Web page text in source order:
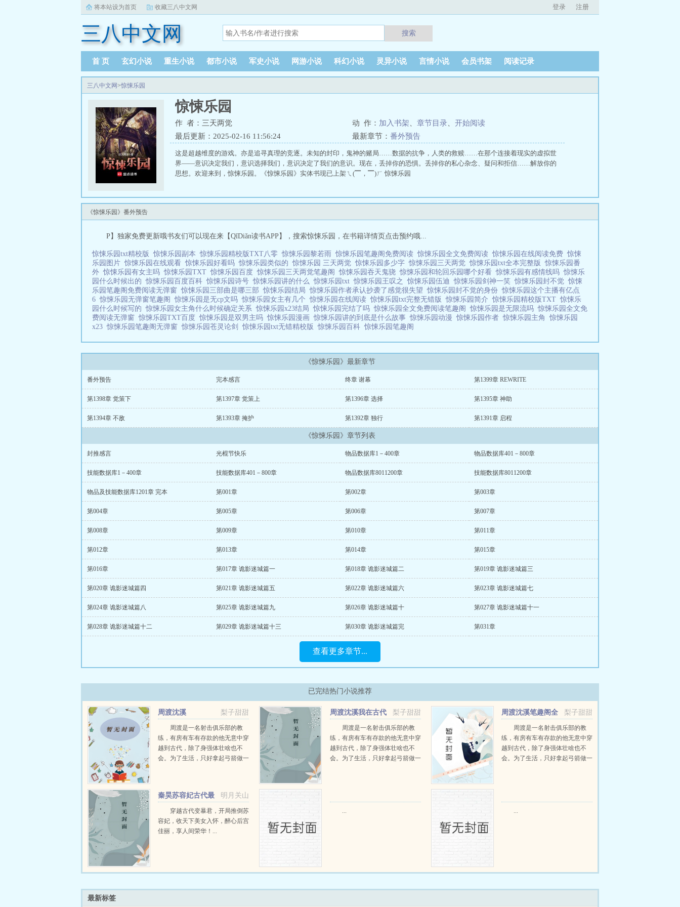
将本站设为首页 收藏三八中文网 登录 注册
三八中文网 搜索
首 页 玄幻小说 重生小说 都市小说 军史小说 网游小说 科幻小说 灵异小说 言情小说 会员书架 阅读记录
三八中文网>惊悚乐园
惊悚乐园
作 者：三天两觉 动 作： 加入书架 章节目录
开始阅读
最后更新：2025-02-16 11:56:24
最新章节： 番外预告
这是超越维度的游戏。亦是追寻真理的竞逐。未知的封印，鬼神的赌局……数据的抗争，人类的救赎……在那个连接着现实的虚拟世
界——意识决定我们，意识选择我们，意识决定了我们的意识。现在，丢掉你的恐惧。丢掉你的私心杂念、疑问和拒信……解放你的
思想。欢迎来到，惊悚乐园。《惊悚乐园》实体书现已上架ㄟ(▔，▔)ㄏ 惊悚乐园
《惊悚乐园》番外预告
P】独家免费更新哦书友们可以现在来【QǐDiǎn读书APP】，搜索惊悚乐园，在书籍详情页点击预约哦...
惊悚乐园txt精校版惊悚乐园副本惊悚乐园精校版TXT八零惊悚乐园黎若雨惊悚乐园笔趣阁免费阅读惊悚乐园全文免费阅读惊悚乐园在线阅读免费惊悚
乐园图片惊悚乐园在线观看惊悚乐园好看吗惊悚乐园类似的惊悚乐园 三天两觉惊悚乐园多少字惊悚乐园三天两觉惊悚乐园txt全本完整版惊悚乐园番
外惊悚乐园有女主吗惊悚乐园TXT惊悚乐园百度惊悚乐园三天两觉笔趣阁惊悚乐园吞天鬼骁惊悚乐园和轮回乐园哪个好看惊悚乐园有感情线吗惊悚乐
园什么时候出的惊悚乐园百度百科惊悚乐园诗号惊悚乐园讲的什么惊悚乐园txt惊悚乐园王叹之惊悚乐园伍迪惊悚乐园剑神一笑惊悚乐园封不觉惊悚
乐园笔趣阁免费阅读无弹窗惊悚乐园三部曲是哪三部惊悚乐园结局惊悚乐园作者承认抄袭了感觉很失望惊悚乐园封不觉的身份惊悚乐园这个主播有亿点
6惊悚乐园无弹窗笔趣阁惊悚乐园是无cp文吗惊悚乐园女主有几个惊悚乐园在线阅读惊悚乐园txt完整无错版惊悚乐园简介惊悚乐园精校版TXT惊悚乐
园什么时候写的惊悚乐园女主角什么时候确定关系惊悚乐园x23结局惊悚乐园完结了吗惊悚乐园全文免费阅读笔趣阁惊悚乐园是无限流吗惊悚乐园全文免
费阅读无弹窗惊悚乐园TXT百度惊悚乐园是双男主吗惊悚乐园漫画惊悚乐园讲的到底是什么故事惊悚乐园动漫惊悚乐园作者惊悚乐园主角惊悚乐园
x23惊悚乐园笔趣阁无弹窗惊悚乐园苍灵论剑惊悚乐园txt无错精校版惊悚乐园百科惊悚乐园笔趣阁
《惊悚乐园》最新章节
番外预告 完本感言 终章 谢幕 第1399章 REWRITE
第1398章 觉策下 第1397章 觉策上 第1396章 选择 第1395章 神助
第1394章 不敌 第1393章 掩护 第1392章 独行 第1391章 启程
《惊悚乐园》章节列表
封推感言 光棍节快乐 物品数据库1－400章 物品数据库401－800章
技能数据库1－400章 技能数据库401－800章 物品数据库8011200章 技能数据库8011200章
物品及技能数据库1201章 完本 第001章 第002章 第003章
第004章 第005章 第006章 第007章
第008章 第009章 第010章 第011章
第012章 第013章 第014章 第015章
第016章 第017章 诡影迷城篇一 第018章 诡影迷城篇二 第019章 诡影迷城篇三
第020章 诡影迷城篇四 第021章 诡影迷城篇五 第022章 诡影迷城篇六 第023章 诡影迷城篇七
第024章 诡影迷城篇八 第025章 诡影迷城篇九 第026章 诡影迷城篇十 第027章 诡影迷城篇十一
第028章 诡影迷城篇十二 第029章 诡影迷城篇十三 第030章 诡影迷城篇完 第031章
查看更多章节...
已完结热门小说推荐
梨子甜甜
周渡沈溪
周渡是一名射击俱乐部的教
练，有房有车有存款的他无意中穿
越到古代，除了身强体壮啥也不
会。为了生活，只好拿起弓箭做一
渡看着山下的寥寥炊烟，以及那...
梨子甜甜
周渡沈溪我在古代
当猎户小说免费在线阅读
周渡是一名射击俱乐部的教
练，有房有车有存款的他无意中穿
越到古代，除了身强体壮啥也不
会。为了生活，只好拿起弓箭做一
梨子甜甜
周渡沈溪笔趣阁全
文免费阅读
周渡是一名射击俱乐部的教
练，有房有车有存款的他无意中穿
越到古代，除了身强体壮啥也不
会。为了生活，只好拿起弓箭做一
明月关山
秦昊苏容妃古代最
强昏君最新章节在线阅读
穿越古代变暴君，开局推倒苏
容妃，收天下美女入怀，醉心后宫
佳丽，享人间荣华！...
... ...
最新标签